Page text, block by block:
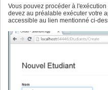
7
8
9
11
12
js.ExecuteScript(
Vous pouvez procéder à
devez au préalable exécuter votre
accessible au lien mentionné ci-